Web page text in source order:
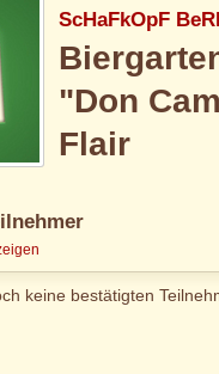
ScHaFkOpF
"Don
Flair
keine bestätigten